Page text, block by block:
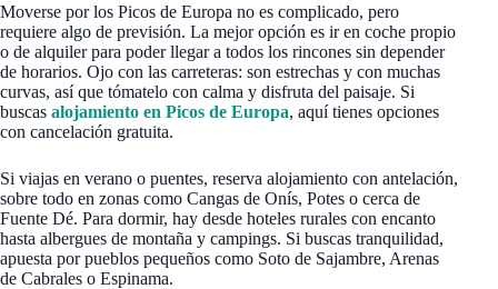
Moverse por los Picos de Europa no es complicado, pero
requiere algo de previsión. La mejor opción es ir en coche propio
o de alquiler para poder llegar a todos los rincones sin depender
de horarios. Ojo con las carreteras: son estrechas y con muchas
curvas, así que tómatelo con calma y disfruta del paisaje. Si
buscas alojamiento en Picos de Europa, aquí tienes opciones
con cancelación gratuita.
Si viajas en verano o puentes, reserva alojamiento con antelación,
sobre todo en zonas como Cangas de Onís, Potes o cerca de
Fuente Dé. Para dormir, hay desde hoteles rurales con encanto
hasta albergues de montaña y campings. Si buscas tranquilidad,
apuesta por pueblos pequeños como Soto de Sajambre, Arenas
de Cabrales o Espinama.